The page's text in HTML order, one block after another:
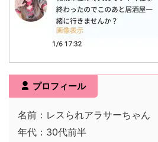
プロフィール
名前：レスられアラサーちゃん
年代：30代前半